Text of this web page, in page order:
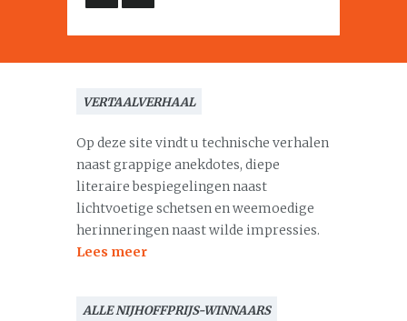
VERTAALVERHAAL
Op deze site vindt u technische verhalen
naast grappige anekdotes, diepe
literaire bespiegelingen naast
lichtvoetige schetsen en weemoedige
herinneringen naast wilde impressies.
Lees meer
ALLE NIJHOFFPRIJS-WINNAARS